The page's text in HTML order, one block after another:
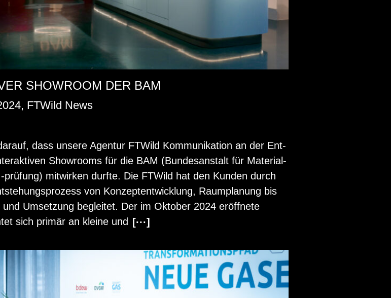
SHOWROOM DER BAM
FTWild News
dass un­se­re Agen­tur FT­Wild Kom­mu­ni­ka­ti­on an der Ent­
Show­rooms für die BAM (Bun­des­an­stalt für Ma­te­ri­al­
prü­fung) mit­wir­ken durf­te. Die FT­Wild hat den Kun­den durch
von Kon­zept­ent­wick­lung, Raum­pla­nung bis
Um­set­zung be­glei­tet. Der im Ok­to­ber 2024 er­öff­ne­te
sich pri­mär an klei­ne und
[···]